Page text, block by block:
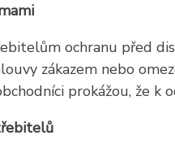
ochranu před
zákazem nebo
prokážou, že